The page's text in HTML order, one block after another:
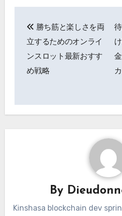
navigation
勝ち筋と楽しさを両
立するためのオンライ
ンスロット最新おすす
め戦略
By
Kinshasa blockchain dev